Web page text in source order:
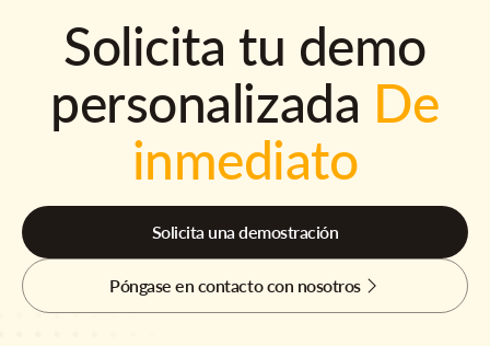
Solicita tu demo
personalizada De
inmediato
Solicita una demostración
Póngase en contacto con nosotros